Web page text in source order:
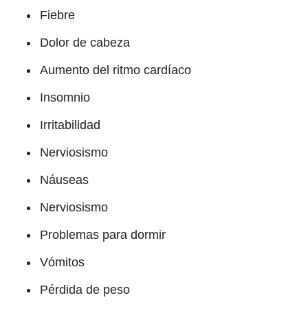
Fiebre
Dolor de cabeza
Aumento del ritmo cardíaco
Insomnio
Irritabilidad
Nerviosismo
Náuseas
Nerviosismo
Problemas para dormir
Vómitos
Pérdida de peso